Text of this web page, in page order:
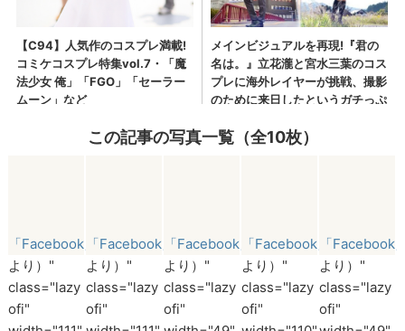
この記事の写真一覧（全10枚）
「Facebook」
より）"
class="lazy
ofi"
「Facebook」
より）"
class="lazy
ofi"
「Facebook」
より）"
class="lazy
ofi"
「Facebook」
より）"
class="lazy
ofi"
「Facebook
より）"
class="lazy
ofi"